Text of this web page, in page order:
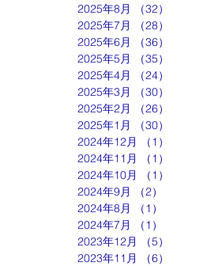
2025年8月
（32）
2025年7月
（28）
2025年6月
（36）
2025年5月
（35）
2025年4月
（24）
2025年3月
（30）
2025年2月
（26）
2025年1月
（30）
2024年12月
（1）
2024年11月
（1）
2024年10月
（1）
2024年9月
（2）
2024年8月
（1）
2024年7月
（1）
2023年12月
（5）
2023年11月
（6）